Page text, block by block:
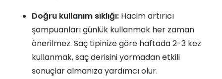
Doğru kullanım sıklığı: Hacim artırıcı
şampuanları günlük kullanmak her zaman
önerilmez. Saç tipinize göre haftada 2-3 kez
kullanmak, saç derisini yormadan etkili
sonuçlar almanıza yardımcı olur.